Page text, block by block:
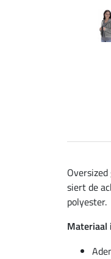
siert de
polyester.
Materiaal